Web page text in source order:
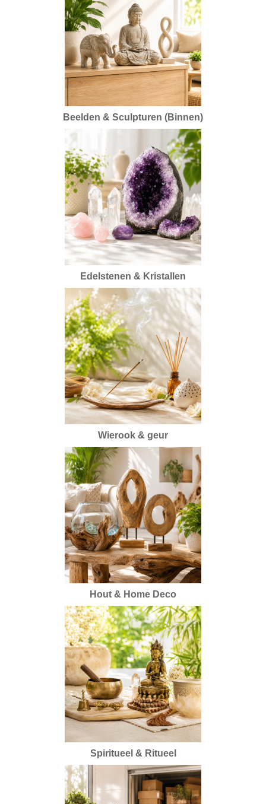
Beelden & Sculpturen (Binnen)
Edelstenen & Kristallen
Wierook & geur
Hout & Home Deco
Spiritueel & Ritueel